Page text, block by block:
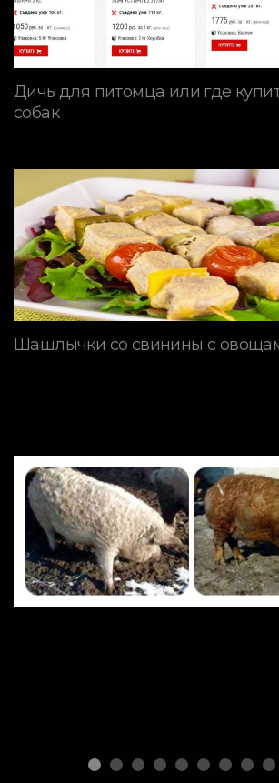
Дичь для питомца или где
собак
Шашлычки со свинины с
ПОРОДЫ СВИНЕЙ
Mangalitsa